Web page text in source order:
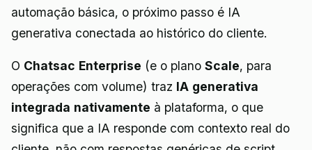
automação básica, o próximo passo é IA
generativa conectada ao histórico do cliente.
O Chatsac Enterprise (e o plano Scale, para
operações com volume) traz IA generativa
integrada nativamente à plataforma, o que
significa que a IA responde com contexto real do